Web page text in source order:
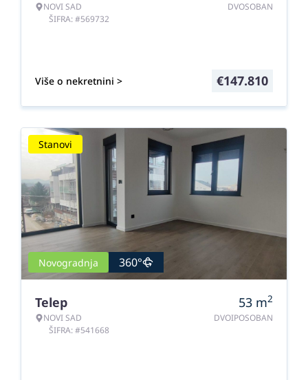
NOVI SAD
ŠIFRA: #569732
DVOSOBAN
Više o nekretnini > €147.810
Stanovi
Novogradnja 360°
Telep
NOVI SAD
ŠIFRA: #541668
53 m2
DVOIPOSOBAN